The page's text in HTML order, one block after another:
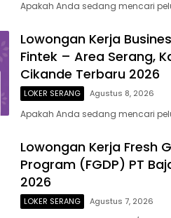
Apakah Anda sedang mencari
Lowongan Kerja
Fintek – Area Serang,
Cikande Terbaru 2026
LOKER SERANG Agustus 8, 2026
Apakah Anda sedang mencari
Lowongan Kerja Fresh
Program (FGDP) PT
2026
LOKER SERANG Agustus 7, 2026